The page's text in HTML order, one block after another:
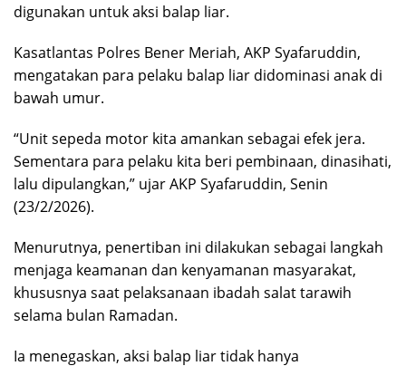
digunakan untuk aksi balap liar.
Kasatlantas Polres Bener Meriah, AKP Syafaruddin,
mengatakan para pelaku balap liar didominasi anak di
bawah umur.
“Unit sepeda motor kita amankan sebagai efek jera.
Sementara para pelaku kita beri pembinaan, dinasihati,
lalu dipulangkan,” ujar AKP Syafaruddin, Senin
(23/2/2026).
Menurutnya, penertiban ini dilakukan sebagai langkah
menjaga keamanan dan kenyamanan masyarakat,
khususnya saat pelaksanaan ibadah salat tarawih
selama bulan Ramadan.
Ia menegaskan, aksi balap liar tidak hanya